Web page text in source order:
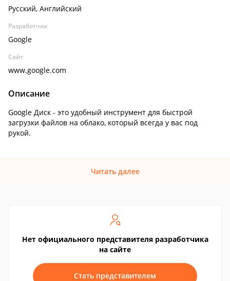
Русский, Английский
Разработчик
Google
Сайт
www.google.com
Описание
Google Диск - это удобный инструмент для быстрой
загрузки файлов на облако, который всегда у вас под
рукой.
Читать далее
Нет официального представителя разработчика
на сайте
Стать представителем